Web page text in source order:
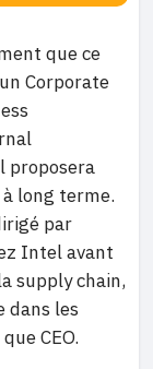
que ce
Corporate
proposera
long terme.
par
Intel avant
supply chain,
dans les
CEO.